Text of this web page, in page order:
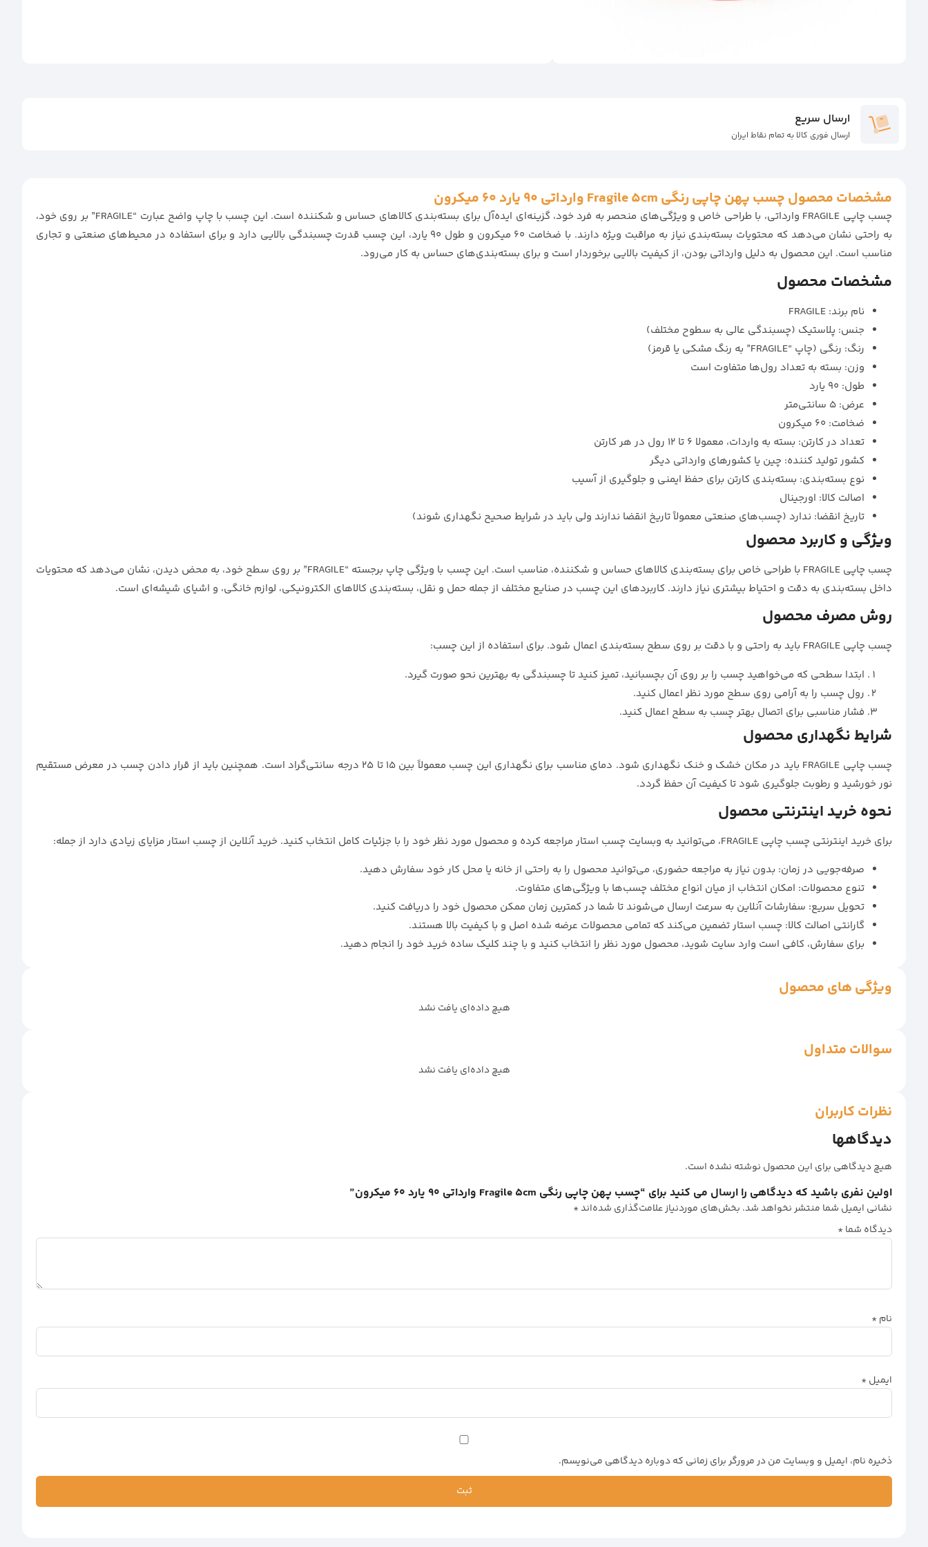
ارسال سریع
ارسال فوری کالا به تمام نقاط ایران
مشخصات محصول چسب پهن چاپی رنگی Fragile 5cm وارداتی ۹۰ یارد ۶۰ میکرون
چسب چاپی FRAGILE وارداتی، با طراحی خاص و ویژگی‌های منحصر به فرد خود، گزینه‌ای ایده‌آل برای بسته‌بندی کالاهای حساس و شکننده است. این چسب با چاپ واضح عبارت “FRAGILE” بر روی خود،
به راحتی نشان می‌دهد که محتویات بسته‌بندی نیاز به مراقبت ویژه دارند. با ضخامت 60 میکرون و طول 90 یارد، این چسب قدرت چسبندگی بالایی دارد و برای استفاده در محیط‌های صنعتی و تجاری
مناسب است. این محصول به دلیل وارداتی بودن، از کیفیت بالایی برخوردار است و برای بسته‌بندی‌های حساس به کار می‌رود.
مشخصات محصول
نام برند: FRAGILE
جنس: پلاستیک (چسبندگی عالی به سطوح مختلف)
رنگ: رنگی (چاپ “FRAGILE” به رنگ مشکی یا قرمز)
وزن: بسته به تعداد رول‌ها متفاوت است
طول: 90 یارد
عرض: 5 سانتی‌متر
ضخامت: 60 میکرون
تعداد در کارتن: بسته به واردات، معمولا ۶ تا ۱۲ رول در هر کارتن
کشور تولید کننده: چین یا کشورهای وارداتی دیگر
نوع بسته‌بندی: بسته‌بندی کارتن‌ برای حفظ ایمنی و جلوگیری از آسیب
اصالت کالا: اورجینال
تاریخ انقضا: ندارد (چسب‌های صنعتی معمولاً تاریخ انقضا ندارند ولی باید در شرایط صحیح نگهداری شوند)
ویژگی و کاربرد محصول
چسب چاپی FRAGILE با طراحی خاص برای بسته‌بندی کالاهای حساس و شکننده، مناسب است. این چسب با ویژگی چاپ برجسته “FRAGILE” بر روی سطح خود، به محض دیدن، نشان می‌دهد که محتویات
داخل بسته‌بندی به دقت و احتیاط بیشتری نیاز دارند. کاربردهای این چسب در صنایع مختلف از جمله حمل و نقل، بسته‌بندی کالاهای الکترونیکی، لوازم خانگی، و اشیای شیشه‌ای است.
روش مصرف محصول
چسب چاپی FRAGILE باید به راحتی و با دقت بر روی سطح بسته‌بندی اعمال شود. برای استفاده از این چسب:
ابتدا سطحی که می‌خواهید چسب را بر روی آن بچسبانید، تمیز کنید تا چسبندگی به بهترین نحو صورت گیرد.
رول چسب را به آرامی روی سطح مورد نظر اعمال کنید.
فشار مناسبی برای اتصال بهتر چسب به سطح اعمال کنید.
شرایط نگهداری محصول
چسب چاپی FRAGILE باید در مکان خشک و خنک نگهداری شود. دمای مناسب برای نگهداری این چسب معمولاً بین ۱۵ تا ۲۵ درجه سانتی‌گراد است. همچنین باید از قرار دادن چسب در معرض مستقیم
نور خورشید و رطوبت جلوگیری شود تا کیفیت آن حفظ گردد.
نحوه خرید اینترنتی محصول
برای خرید اینترنتی چسب چاپی FRAGILE، می‌توانید به وبسایت چسب استار مراجعه کرده و محصول مورد نظر خود را با جزئیات کامل انتخاب کنید. خرید آنلاین از چسب استار مزایای زیادی دارد از جمله:
صرفه‌جویی در زمان: بدون نیاز به مراجعه حضوری، می‌توانید محصول را به راحتی از خانه یا محل کار خود سفارش دهید.
تنوع محصولات: امکان انتخاب از میان انواع مختلف چسب‌ها با ویژگی‌های متفاوت.
تحویل سریع: سفارشات آنلاین به سرعت ارسال می‌شوند تا شما در کمترین زمان ممکن محصول خود را دریافت کنید.
گارانتی اصالت کالا: چسب استار تضمین می‌کند که تمامی محصولات عرضه شده اصل و با کیفیت بالا هستند.
برای سفارش، کافی است وارد سایت شوید، محصول مورد نظر را انتخاب کنید و با چند کلیک ساده خرید خود را انجام دهید.
ویژگی های محصول
هیچ داده‌ای یافت نشد
سوالات متداول
هیچ داده‌ای یافت نشد
نظرات کاربران
دیدگاهها
هیچ دیدگاهی برای این محصول نوشته نشده است.
اولین نفری باشید که دیدگاهی را ارسال می کنید برای “چسب پهن چاپی رنگی Fragile 5cm وارداتی ۹۰ یارد ۶۰ میکرون”
نشانی ایمیل شما منتشر نخواهد شد. بخش‌های موردنیاز علامت‌گذاری شده‌اند*
دیدگاه شما *
نام *
ایمیل *
ذخیره نام، ایمیل و وبسایت من در مرورگر برای زمانی که دوباره دیدگاهی می‌نویسم.